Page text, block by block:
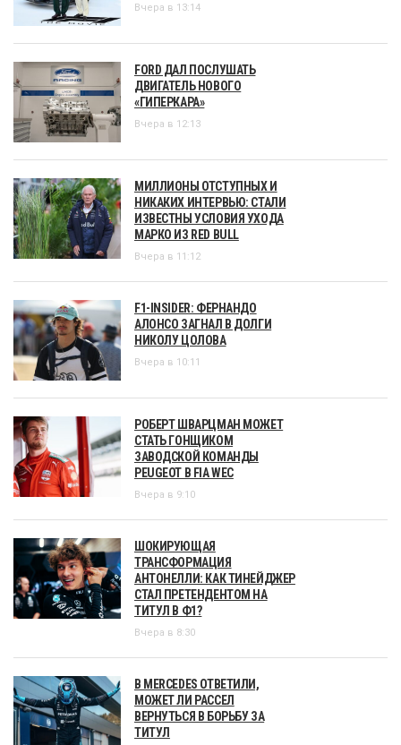
Вчера в 13:14
FORD ДАЛ ПОСЛУШАТЬ
ДВИГАТЕЛЬ НОВОГО
«ГИПЕРКАРА»
Вчера в 12:13
МИЛЛИОНЫ ОТСТУПНЫХ И
НИКАКИХ ИНТЕРВЬЮ: СТАЛИ
ИЗВЕСТНЫ УСЛОВИЯ УХОДА
МАРКО ИЗ RED BULL
Вчера в 11:12
F1-INSIDER: ФЕРНАНДО
АЛОНСО ЗАГНАЛ В ДОЛГИ
НИКОЛУ ЦОЛОВА
Вчера в 10:11
РОБЕРТ ШВАРЦМАН МОЖЕТ
СТАТЬ ГОНЩИКОМ
ЗАВОДСКОЙ КОМАНДЫ
PEUGEOT В FIA WEC
Вчера в 9:10
ШОКИРУЮЩАЯ
ТРАНСФОРМАЦИЯ
АНТОНЕЛЛИ: КАК ТИНЕЙДЖЕР
СТАЛ ПРЕТЕНДЕНТОМ НА
ТИТУЛ В Ф1?
Вчера в 8:30
В MERCEDES ОТВЕТИЛИ,
МОЖЕТ ЛИ РАССЕЛ
ВЕРНУТЬСЯ В БОРЬБУ ЗА
ТИТУЛ